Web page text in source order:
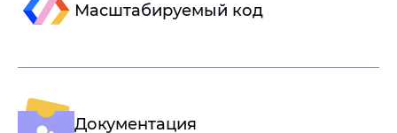
Масштабируемый код
Документация